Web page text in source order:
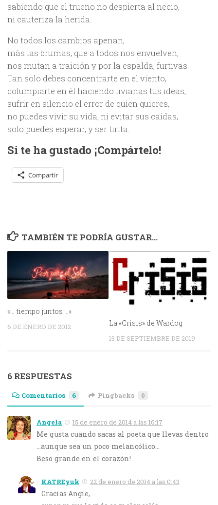
sabiendo que el trueno no despierta al necio,
ni cauteriza la herida.
No todos los cambios apenan,
más las brumas, que a todos nos envuelven,
nos mutan a traición y por la espalda, furtivas.
Tan solo debes concentrarte en el viento,
columpiarte en él haciendo livianas tus ideas,
sufrir en silencio el error de quien quieres,
no puedes vivir su vida, ni evitar sus caídas,
solo puedes esperar, y ser tirita.
Si te ha gustado ¡Compártelo!
Compartir
TAMBIÉN TE PODRÍA GUSTAR...
«… tiempo juntos …»
6 DE ENERO DE 2012 La «Crisis» de Wardog
13 DE SEPTIEMBRE DE 2019
6 RESPUESTAS
Comentarios 6 Pingbacks 0
Angela 15 de enero de 2014 a las 16:17
Me gusta cuando sacas al poeta que llevas dentro
…aunque sea un poco melancólico…
Beso grande en el corazón!
KATREyuk 22 de enero de 2014 a las 0:43
Gracias Angie,